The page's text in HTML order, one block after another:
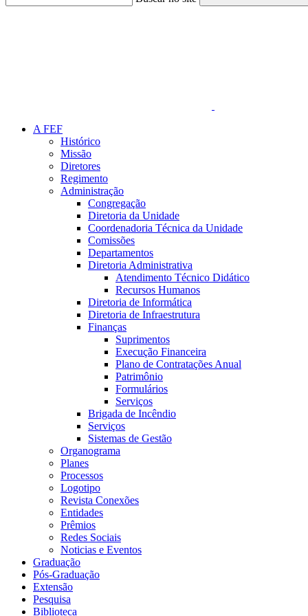
A FEF
Histórico
Missão
Diretores
Regimento
Administração
Congregação
Diretoria da Unidade
Coordenadoria Técnica da Unidade
Comissões
Departamentos
Diretoria Administrativa
Atendimento Técnico Didático
Recursos Humanos
Diretoria de Informática
Diretoria de Infraestrutura
Finanças
Suprimentos
Execução Financeira
Plano de Contratações Anual
Patrimônio
Formulários
Serviços
Brigada de Incêndio
Serviços
Sistemas de Gestão
Organograma
Planes
Processos
Logotipo
Revista Conexões
Entidades
Prêmios
Redes Sociais
Noticias e Eventos
Graduação
Pós-Graduação
Extensão
Pesquisa
Biblioteca